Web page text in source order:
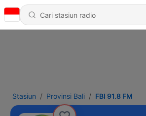
Stasiun Provinsi Bali FBI 91.8 FM